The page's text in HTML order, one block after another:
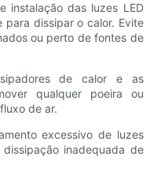
instalação das luzes LED
para dissipar o calor. Evite
ou perto de fontes de
de calor e as
qualquer poeira ou
de ar.
excessivo de luzes
inadequada de